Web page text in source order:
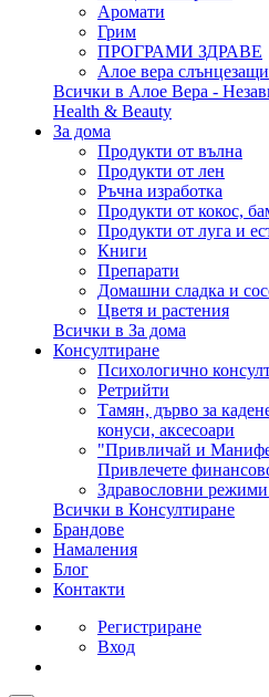
Аромати
Грим
ПРОГРАМИ ЗДРАВЕ
Алое вера
Всички в Алое Вера -
Health & Beauty
За дома
Продукти от вълна
Продукти от лен
Ръчна изработка
Продукти от кокос,
Продукти от луга и
Книги
Препарати
Домашни сладка и
Цветя и растения
Всички в За дома
Консултиране
Психологично
Ретрийти
Тамян, дърво за
конуси, аксесоари
"Привличай и
Привлечете
Здравословни
Всички в Консултиране
Брандове
Намаления
Блог
Контакти
Регистриране
Вход